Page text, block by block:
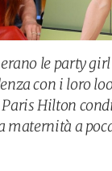
le party girl
con i loro
Hilton
maternità a